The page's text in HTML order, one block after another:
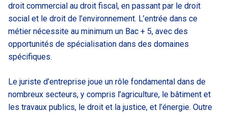
droit commercial au droit fiscal, en passant par le droit
social et le droit de l’environnement. L’entrée dans ce
métier nécessite au minimum un Bac + 5, avec des
opportunités de spécialisation dans des domaines
spécifiques.
Le juriste d’entreprise joue un rôle fondamental dans de
nombreux secteurs, y compris l’agriculture, le bâtiment et
les travaux publics, le droit et la justice, et l’énergie. Outre